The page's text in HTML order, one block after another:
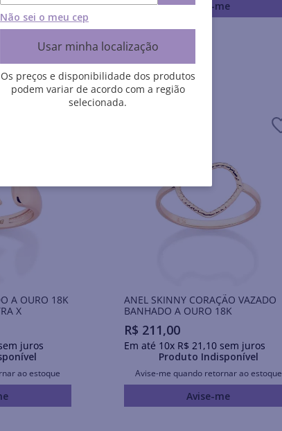
Avise-me
A OURO 18K
X
juros
ao estoque
ANEL SKINNY CORAÇÃO VAZADO
BANHADO A OURO 18K
R$ 211,00
Em até 10x R$ 21 ,10sem juros
Produto Indisponível
Avise-me quando retornar ao estoque
Avise-me
Não sei o meu cep
Usar minha localização
Os preços e disponibilidade dos produtos
podem variar de acordo com a região
selecionada.